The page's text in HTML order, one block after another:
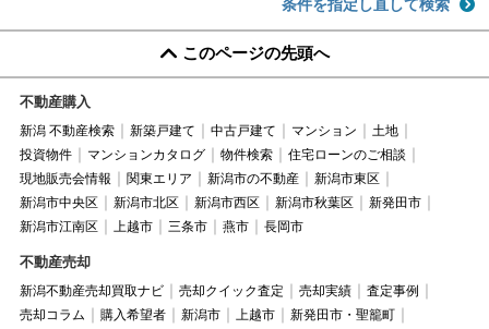
条件を指定し直して検索
このページの先頭へ
不動産購入
新潟 不動産検索 新築戸建て 中古戸建て マンション
土地
投資物件
マンションカタログ 物件検索
住宅ローンのご相談
現地販売会情報
関東エリア 新潟市の不動産
新潟市東区
新潟市中央区
新潟市北区 新潟市西区 新潟市秋葉区
新発田市
新潟市江南区
上越市 三条市 燕市 長岡市
不動産売却
新潟不動産売却買取ナビ 売却クイック査定 売却実績
査定事例
売却コラム
購入希望者 新潟市 上越市
新発田市・聖籠町